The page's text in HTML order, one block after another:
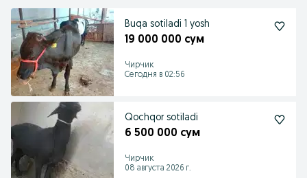
Buqa sotiladi 1 yosh
19 000 000 сум
Чирчик
Сегодня в 02:56
Qochqor sotiladi
6 500 000 сум
Чирчик
08 августа 2026 г.